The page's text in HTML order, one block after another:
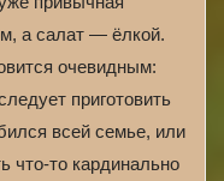
а салат — ёлкой.
очевидным:
приготовить
всей семье, или
что-то кардинально